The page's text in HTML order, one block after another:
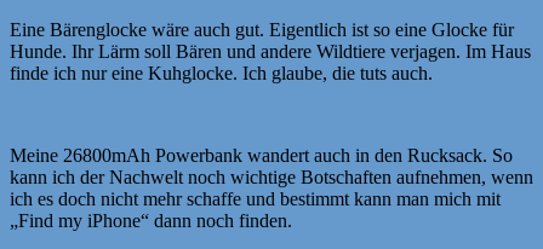
Eine Bärenglocke wäre auch gut. Eigentlich ist so eine Glocke für
Hunde. Ihr Lärm soll Bären und andere Wildtiere verjagen. Im Haus
finde ich nur eine Kuhglocke. Ich glaube, die tuts auch.
Meine 26800mAh Powerbank wandert auch in den Rucksack. So
kann ich der Nachwelt noch wichtige Botschaften aufnehmen, wenn
ich es doch nicht mehr schaffe und bestimmt kann man mich mit
„Find my iPhone“ dann noch finden.